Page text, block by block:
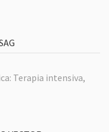
Terapia intensiva,